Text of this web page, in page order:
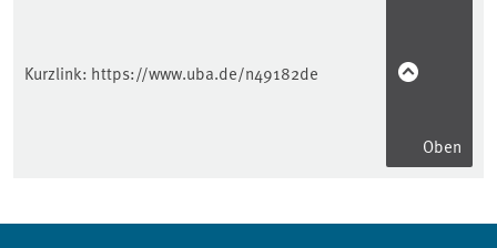
Kurzlink: https://www.uba.de/n49182de
Oben